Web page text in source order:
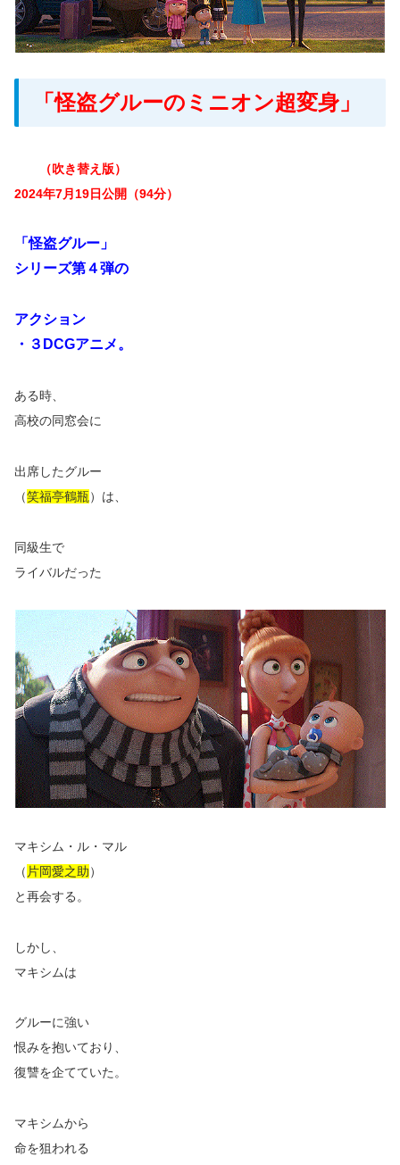
「怪盗グルーのミニオン超変身」
（吹き替え版）
2024年7月19日公開（94分）
「怪盗グルー」
シリーズ第４弾の
アクション
・３DCGアニメ。
ある時、
高校の同窓会に
出席したグルー
（笑福亭鶴瓶）は、
同級生で
ライバルだった
マキシム・ル・マル
（ 片岡愛之助）
と再会する。
しかし、
マキシムは
グルーに強い
恨みを抱いており、
復讐を企てていた。
マキシムから
命を狙われる